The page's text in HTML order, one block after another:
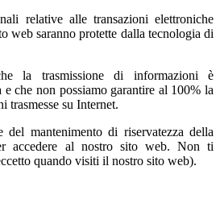
relative alle transazioni elettroniche
web saranno protette dalla tecnologia di
la trasmissione di informazioni è
che non possiamo garantire al 100% la
trasmesse su Internet.
del mantenimento di riservatezza della
accedere al nostro sito web. Non ti
quando visiti il nostro sito web).